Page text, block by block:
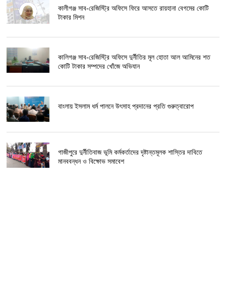
কালীগঞ্জ সাব-রেজিস্ট্রি অফিসে ফিরে আসতে রায়হানা বেগমের কোটি
টাকার মিশন
কালিগঞ্জ সাব-রেজিস্ট্রি অফিসে দুর্নীতির মূল হোতা আল আমিনের শত
কোটি টাকার সম্পদের খোঁজে অভিযান
বাংলায় ইসলাম ধর্ম পালনে উৎসাহ প্রদানের প্রতি গুরুত্বারোপ
গাজীপুরে দুর্নীতিবাজ ভূমি কর্মকর্তাদের দৃষ্টান্তমূলক শাস্তির দাবিতে
মানববন্ধন ও বিক্ষোভ সমাবেশ